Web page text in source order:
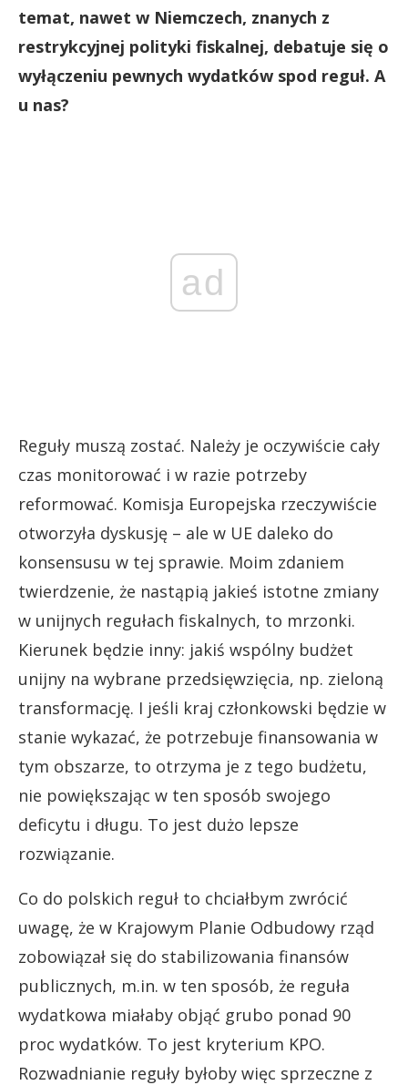
temat, nawet w Niemczech, znanych z
restrykcyjnej polityki fiskalnej, debatuje się o
wyłączeniu pewnych wydatków spod reguł. A
u nas?
ad
Reguły muszą zostać. Należy je oczywiście cały
czas monitorować i w razie potrzeby
reformować. Komisja Europejska rzeczywiście
otworzyła dyskusję – ale w UE daleko do
konsensusu w tej sprawie. Moim zdaniem
twierdzenie, że nastąpią jakieś istotne zmiany
w unijnych regułach fiskalnych, to mrzonki.
Kierunek będzie inny: jakiś wspólny budżet
unijny na wybrane przedsięwzięcia, np. zieloną
transformację. I jeśli kraj członkowski będzie w
stanie wykazać, że potrzebuje finansowania w
tym obszarze, to otrzyma je z tego budżetu,
nie powiększając w ten sposób swojego
deficytu i długu. To jest dużo lepsze
rozwiązanie.
Co do polskich reguł to chciałbym zwrócić
uwagę, że w Krajowym Planie Odbudowy rząd
zobowiązał się do stabilizowania finansów
publicznych, m.in. w ten sposób, że reguła
wydatkowa miałaby objąć grubo ponad 90
proc wydatków. To jest kryterium KPO.
Rozwadnianie reguły byłoby więc sprzeczne z